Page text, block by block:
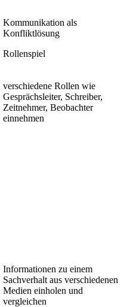
Kommunikation als
Konfliktlösung
Rollenspiel
verschiedene Rollen wie
Gesprächsleiter, Schreiber,
Zeitnehmer, Beobachter
einnehmen
Informationen zu einem
Sachverhalt aus verschiedenen
Medien einholen und
vergleichen